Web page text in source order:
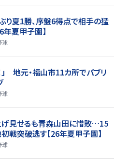
り夏1勝、序盤6得点で相手の猛
年夏甲子園】
球
」 地元・福山市11カ所でパブリ
球
見せるも青森山田に惜敗…15
戦突破逃す【26年夏甲子園】
球